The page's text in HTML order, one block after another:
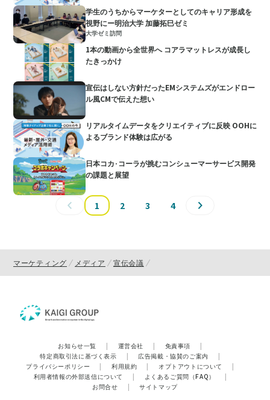
学生のうちからマーケターとしてのキャリア形成を
視野にー明治大学 加藤拓巳ゼミ
大学ゼミ訪問
1本の動画から全世界へ コアラマットレスが成長し
たきっかけ
宣伝はしない方針だったEMシステムズがエンドロー
ル風CMで伝えた想い
リアルタイムデータをクリエイティブに反映 OOHに
よるブランド体験は広がる
日本コカ·コーラが挑むコンシューマーサービス開発
の課題と展望
1 2 3 4
マーケティング メディア 宣伝会議
お知らせ一覧 | 運営会社 | 免責事項
|
特定商取引法に基づく表示
| 広告掲載・協賛のご案内
|
プライバシーポリシー
| 利用規約 | オプトアウトについて
|
利用者情報の外部送信について
| よくあるご質問（FAQ）
|
お問合せ
| サイトマップ